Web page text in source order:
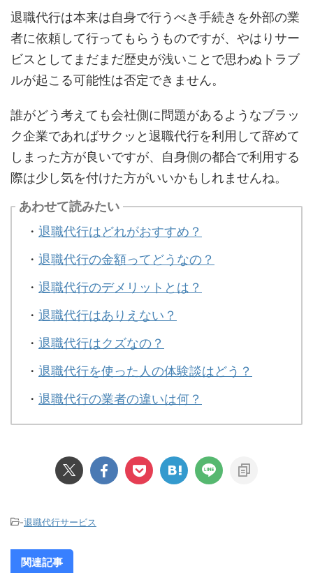
退職代行は本来は自身で行うべき手続きを外部の業
者に依頼して行ってもらうものですが、やはりサー
ビスとしてまだまだ歴史が浅いことで思わぬトラブ
ルが起こる可能性は否定できません。
誰がどう考えても会社側に問題があるようなブラッ
ク企業であればサクッと退職代行を利用して辞めて
しまった方が良いですが、自身側の都合で利用する
際は少し気を付けた方がいいかもしれませんね。
あわせて読みたい
・ 退職代行はどれがおすすめ？
・ 退職代行の金額ってどうなの？
・ 退職代行のデメリットとは？
・ 退職代行はありえない？
・ 退職代行はクズなの？
・ 退職代行を使った人の体験談はどう？
・ 退職代行の業者の違いは何？
-退職代行サービス
関連記事